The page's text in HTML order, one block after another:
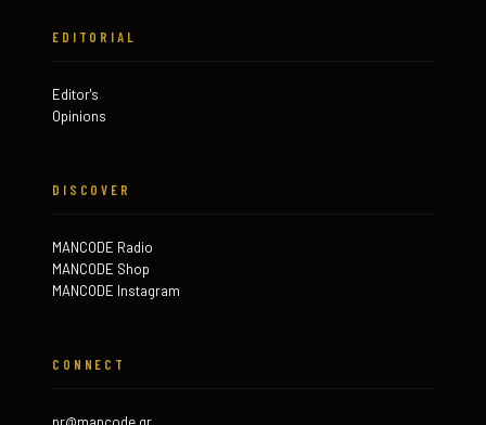
EDITORIAL
Editor's
Opinions
DISCOVER
MANCODE Radio
MANCODE Shop
MANCODE Instagram
CONNECT